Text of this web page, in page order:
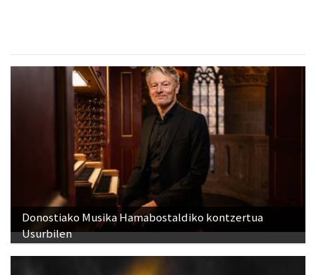
Donostiako Musika Hamabostaldiko kontzertua
Usurbilen